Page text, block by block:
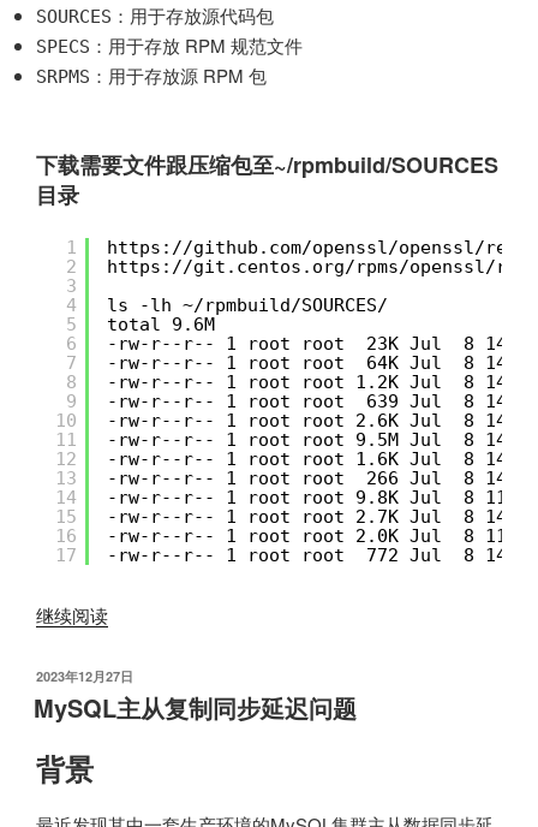
SOURCES ：用于存放源代码包
SPECS ：用于存放 RPM 规范文件
SRPMS ：用于存放源 RPM 包
下载需要文件跟压缩包至~/rpmbuild/SOURCES
目录
1
2
3
4
5
6
7
8
9
10
11
12
13
14
15
16
17
https://github.com/openssl/openssl/
https://git.centos.org/rpms/openssl/
ls -lh ~/rpmbuild/SOURCES/
total 9.6M
-rw-r--r-- 1 root root  23K Jul  8 14:35
-rw-r--r-- 1 root root  64K Jul  8
-rw-r--r-- 1 root root 1.2K Jul  8 14:35
-rw-r--r-- 1 root root  639 Jul  8 14:35
-rw-r--r-- 1 root root 2.6K Jul  8
-rw-r--r-- 1 root root 9.5M Jul  8
-rw-r--r-- 1 root root 1.6K Jul  8 14:35
-rw-r--r-- 1 root root  266 Jul  8 14:35
-rw-r--r-- 1 root root 9.8K Jul  8
-rw-r--r-- 1 root root 2.7K Jul  8 14:35
-rw-r--r-- 1 root root 2.0K Jul  8 11:15
-rw-r--r-- 1 root root  772 Jul  8 14:35
继续阅读“CentOS7
作
rpm
OpenSSL”
发
布
于
2023年12月27日
MySQL主从复制同步延迟问题
背景